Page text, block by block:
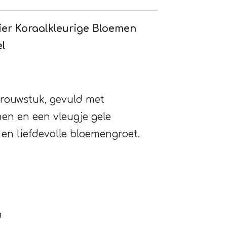
Koraalkleurige Bloemen
gevuld met
en een vleugje gele
liefdevolle bloemengroet.